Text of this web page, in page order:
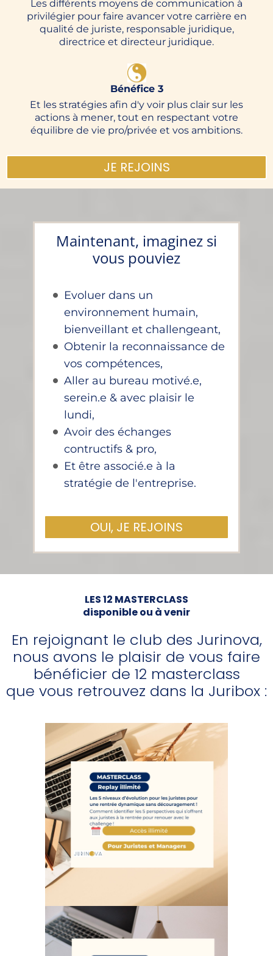
Les différents moyens de communication à
privilégier pour faire avancer votre carrière en
qualité de juriste, responsable juridique,
directrice et directeur juridique.
Bénéfice 3
Et les stratégies afin d'y voir plus clair sur les
actions à mener, tout en respectant votre
équilibre de vie pro/privée et vos ambitions.
JE REJOINS
Maintenant, imaginez si
vous pouviez
Evoluer dans un
environnement humain,
bienveillant et challengeant,
Obtenir la reconnaissance de
vos compétences,
Aller au bureau motivé.e,
serein.e & avec plaisir le
lundi,
Avoir des échanges
contructifs & pro,
Et être associé.e à la
stratégie de l'entreprise.
OUI, JE REJOINS
LES 12 MASTERCLASS
disponible ou à venir
En rejoignant le club des Jurinova,
nous avons le plaisir de vous faire
bénéficier de 12 masterclass
que vous retrouvez dans la Juribox :